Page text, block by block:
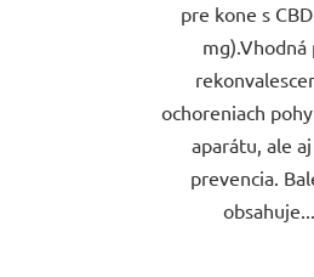
pre kone s
mg).Vhodná
ochoreniach
aparátu, ale
prevencia.
obsahuje...